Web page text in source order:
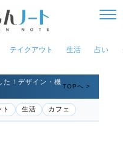
テイクアウト 生活 占い
た！デザイン・機
TOPへ >
ト 生活 カフェ